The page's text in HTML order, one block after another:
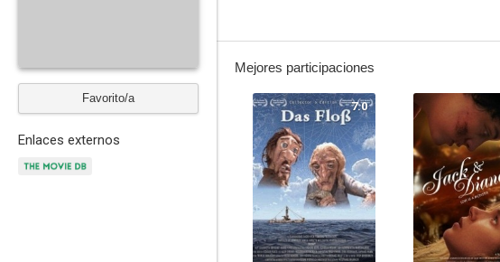
Favorito/a
Enlaces externos
Mejores participaciones
7.0